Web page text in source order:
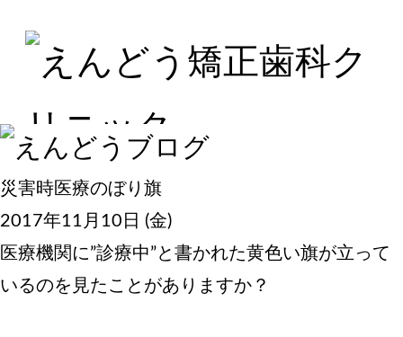
災害時医療のぼり旗
2017年11月10日 (金)
医療機関に”診療中”と書かれた黄色い旗が立って
いるのを見たことがありますか？